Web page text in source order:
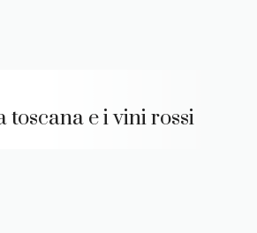
toscana e i vini rossi